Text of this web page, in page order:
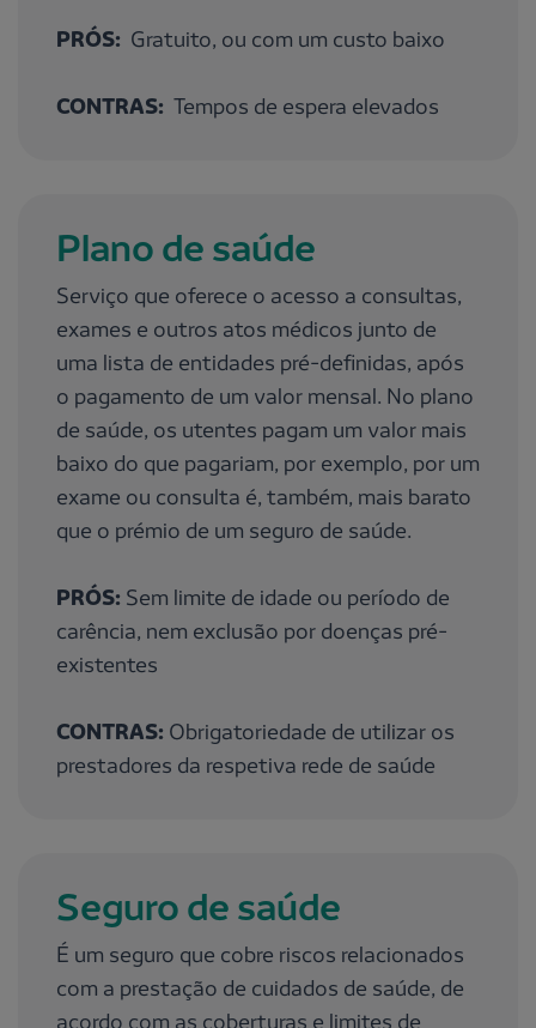
PRÓS: Gratuito, ou com um custo baixo
CONTRAS: Tempos de espera elevados
Plano de saúde
Serviço que oferece o acesso a consultas,
exames e outros atos médicos junto de
uma lista de entidades pré-definidas, após
o pagamento de um valor mensal. No plano
de saúde, os utentes pagam um valor mais
baixo do que pagariam, por exemplo, por um
exame ou consulta é, também, mais barato
que o prémio de um seguro de saúde.
PRÓS: Sem limite de idade ou período de
carência, nem exclusão por doenças pré-
existentes
CONTRAS: Obrigatoriedade de utilizar os
prestadores da respetiva rede de saúde
Seguro de saúde
É um seguro que cobre riscos relacionados
com a prestação de cuidados de saúde, de
acordo com as coberturas e limites de